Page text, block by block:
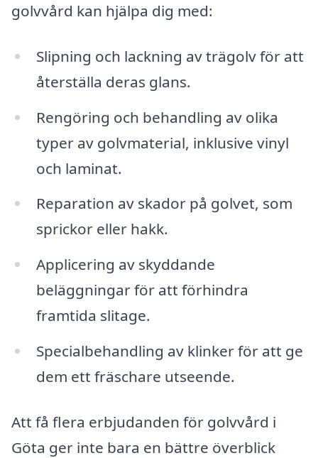
golvvård kan hjälpa dig med:
Slipning och lackning av trägolv för att
återställa deras glans.
Rengöring och behandling av olika
typer av golvmaterial, inklusive vinyl
och laminat.
Reparation av skador på golvet, som
sprickor eller hakk.
Applicering av skyddande
beläggningar för att förhindra
framtida slitage.
Specialbehandling av klinker för att ge
dem ett fräschare utseende.
Att få flera erbjudanden för golvvård i
Göta ger inte bara en bättre överblick